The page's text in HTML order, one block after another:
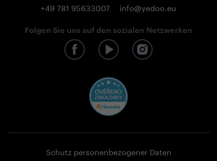
+49 781 95633007 info@yedoo.eu
Folgen Sie uns auf den sozialen Netzwerken
Schutz personenbezogener Daten